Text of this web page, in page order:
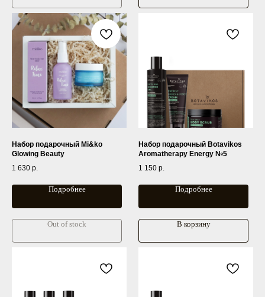
Набор подарочный Mi&ko
Glowing Beauty
1 630 р.
Подробнее
Out of stock
Набор подарочный Botavikos
Aromatherapy Energy №5
1 150 р.
Подробнее
В корзину